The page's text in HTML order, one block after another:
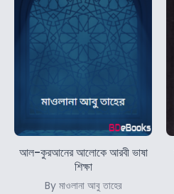
আল-কুরআনের আলোকে আরবী ভাষা
শিক্ষা
By মাওলানা আবু তাহের